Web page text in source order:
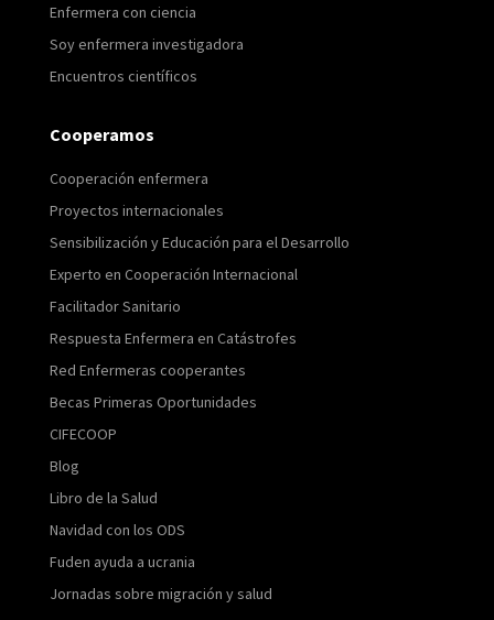
Enfermera con ciencia
Soy enfermera investigadora
Encuentros científicos
Cooperamos
Cooperación enfermera
Proyectos internacionales
Sensibilización y Educación para el Desarrollo
Experto en Cooperación Internacional
Facilitador Sanitario
Respuesta Enfermera en Catástrofes
Red Enfermeras cooperantes
Becas Primeras Oportunidades
CIFECOOP
Blog
Libro de la Salud
Navidad con los ODS
Fuden ayuda a ucrania
Jornadas sobre migración y salud